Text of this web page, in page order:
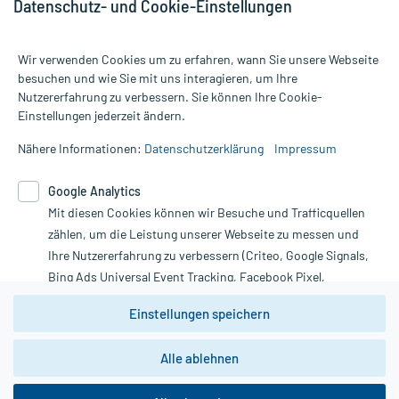
Alle Preise gelten inkl. MwSt., ggf. zzgl. Versandkosten
Informationen auf dieser Website werden ausschließlich für
die Untersuchung und Behandlung durch einen Arzt. Bitte
Therapien eingeleitet werden können. | Diese Webseite benutzt
Google Analytics. Lesen Sie bitte dazu die wichtigen Hinweise in
unserer Datenschutzerklärung. Für den Widerruf einer Bestellung
nutzen Sie das Formular:
Vertrag widerrufen
*Hinweise zu unseren Aktionen und Bewertungen
Datenschutz- und Cookie-Einstellungen
Wir verwenden Cookies um zu erfahren, wann Sie unsere Webseite
besuchen und wie Sie mit uns interagieren, um Ihre
Nutzererfahrung zu verbessern. Sie können Ihre Cookie-
Einstellungen jederzeit ändern.
Nähere Informationen: Datenschutzerklärung Impressum
Google Analytics
Mit diesen Cookies können wir Besuche und Trafficquellen
zählen, um die Leistung unserer Webseite zu messen und
Ihre Nutzererfahrung zu verbessern (Criteo, Google Signals,
Bing Ads Universal Event Tracking, Facebook Pixel,
Youtube-Social Plugin).
Wir weisen darauf hin, dass die
zwingend den Europäischen Anforderungen gem. EU-
DSGVO genügen und ein Datentransfer in Drittstaaten bzw.
Einstellungen speichern
Alle ablehnen